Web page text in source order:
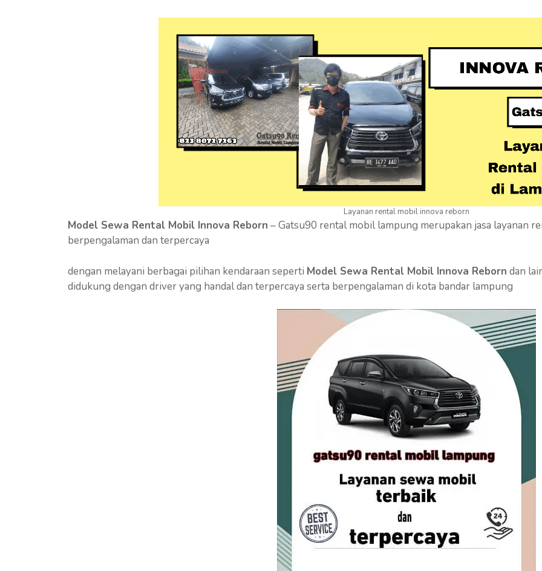
Layanan rental mobil innova reborn
Model Sewa Rental Mobil Innova Reborn – Gatsu90 rental mobil lampung merupakan jasa layanan
berpengalaman dan terpercaya
dengan melayani berbagai pilihan kendaraan seperti Model Sewa Rental Mobil Innova Reborn dan
didukung dengan driver yang handal dan terpercaya serta berpengalaman di kota bandar lampung